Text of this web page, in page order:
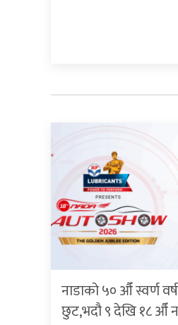
नाडाको ५० औँ स्वर्ण
छुट,भदौ ९ देखि १८ औँ